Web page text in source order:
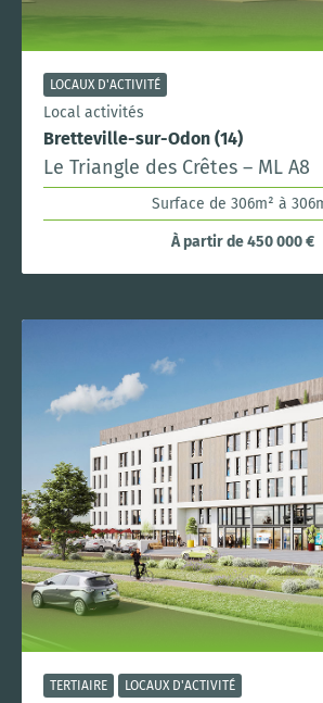
LOCAUX D'ACTIVITÉ
Local activités
Bretteville-sur-Odon (14)
Le Triangle des Crêtes – ML A8
Surface de 306m² à
À partir de 450 000 €
TERTIAIRE LOCAUX D'ACTIVITÉ